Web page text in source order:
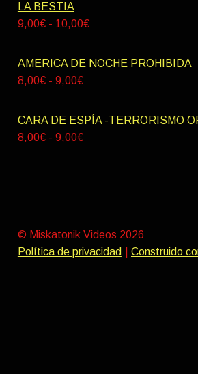
desde
9,00€
LA BESTIA
9,00€ - 10,00€Rango
precios:
10,00€
AMERICA DE NOCHE PROHIBIDA
8,00€ - 9,00€Rango
precios:
desde
CARA DE ESPÍA -TERRORISMO
8,00€ - 9,00€Rango
9,00€
© Miskatonik Videos 2026
Política de privacidad
Construido